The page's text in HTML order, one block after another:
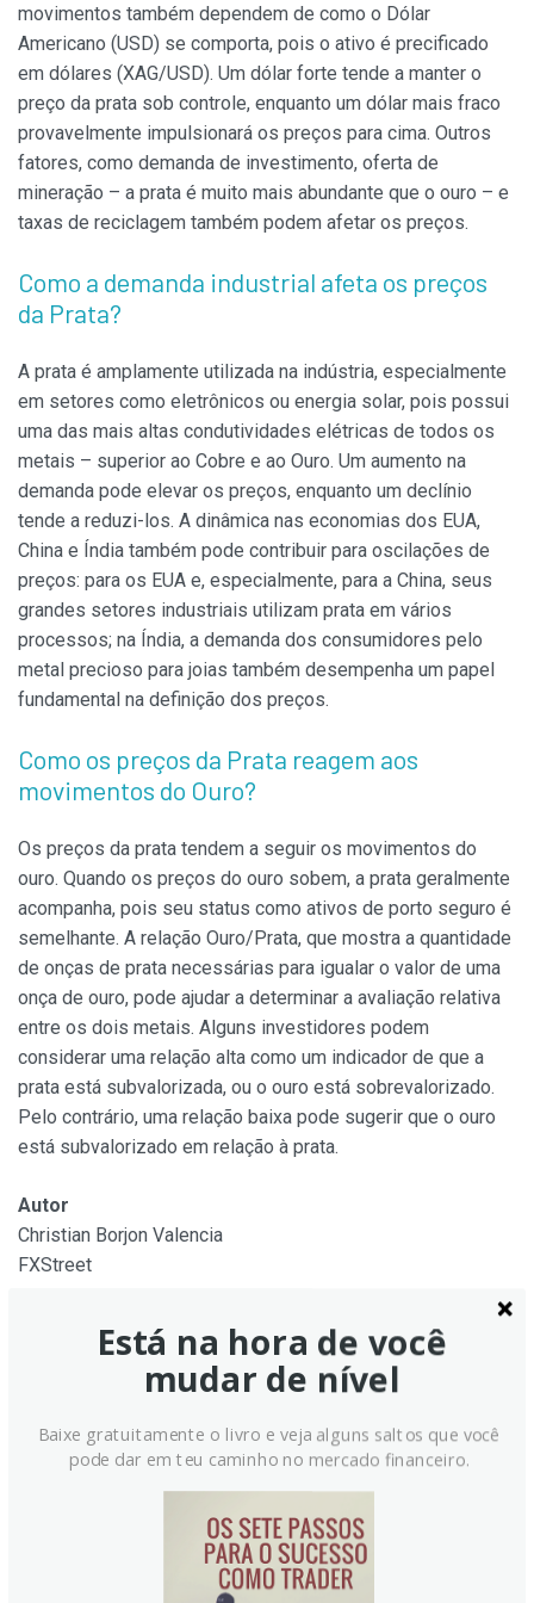
movimentos também dependem de como o Dólar
Americano (USD) se comporta, pois o ativo é precificado
em dólares (XAG/USD). Um dólar forte tende a manter o
preço da prata sob controle, enquanto um dólar mais fraco
provavelmente impulsionará os preços para cima. Outros
fatores, como demanda de investimento, oferta de
mineração – a prata é muito mais abundante que o ouro – e
taxas de reciclagem também podem afetar os preços.
Como a demanda industrial afeta os preços
da Prata?
A prata é amplamente utilizada na indústria, especialmente
em setores como eletrônicos ou energia solar, pois possui
uma das mais altas condutividades elétricas de todos os
metais – superior ao Cobre e ao Ouro. Um aumento na
demanda pode elevar os preços, enquanto um declínio
tende a reduzi-los. A dinâmica nas economias dos EUA,
China e Índia também pode contribuir para oscilações de
preços: para os EUA e, especialmente, para a China, seus
grandes setores industriais utilizam prata em vários
processos; na Índia, a demanda dos consumidores pelo
metal precioso para joias também desempenha um papel
fundamental na definição dos preços.
Como os preços da Prata reagem aos
movimentos do Ouro?
Os preços da prata tendem a seguir os movimentos do
ouro. Quando os preços do ouro sobem, a prata geralmente
acompanha, pois seu status como ativos de porto seguro é
semelhante. A relação Ouro/Prata, que mostra a quantidade
de onças de prata necessárias para igualar o valor de uma
onça de ouro, pode ajudar a determinar a avaliação relativa
entre os dois metais. Alguns investidores podem
considerar uma relação alta como um indicador de que a
prata está subvalorizada, ou o ouro está sobrevalorizado.
Pelo contrário, uma relação baixa pode sugerir que o ouro
está subvalorizado em relação à prata.
Autor
Christian Borjon Valencia
FXStreet
trading com mais de 14 anos de experiência em FX,
commodities, índices de ações dos EUA e mercados macro
Mais de Christian Borjon Valencia
Está na hora de você
mudar de nível
Baixe gratuitamente o livro e veja alguns saltos que você
pode dar em teu caminho no mercado financeiro.